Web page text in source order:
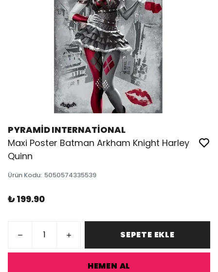
PYRAMİD INTERNATİONAL
Maxi Poster Batman Arkham Knight Harley
Quinn
Ürün Kodu: 5050574335539
₺ 199.90
SEPETE EKLE
HEMEN AL